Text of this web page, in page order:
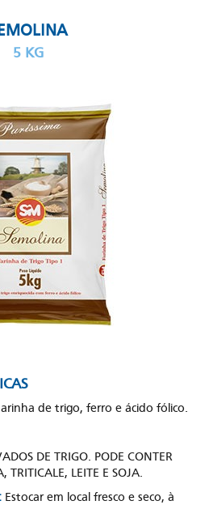
5 KG
arinha de trigo, ferro e ácido fólico.
DE TRIGO. PODE CONTER
LEITE E SOJA.
Estocar em local fresco e seco, à